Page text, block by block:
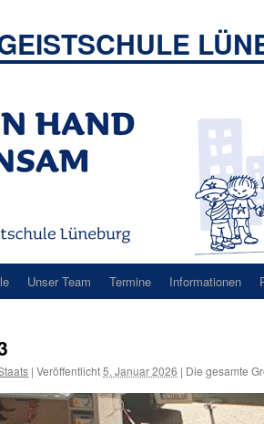
Unser Team Termine Informationen
| Veröffentlicht 5. Januar 2026 | Die gesamte